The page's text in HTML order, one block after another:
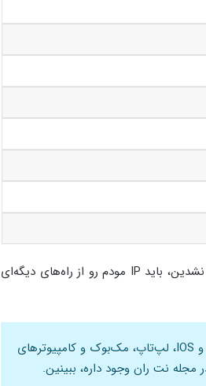
اگه حالا یک درصد با امتحان کردن این آدرس‌ها موفق به ورود نشدین، باید IP مودم رو از راه‌های دیگه‌ای
توی گوشی‌های هوشمند اندروید و IOS، لپ‌تاپ، مک‌بوک و کامپیوترهای
نت ران وجود داره، ببینین.